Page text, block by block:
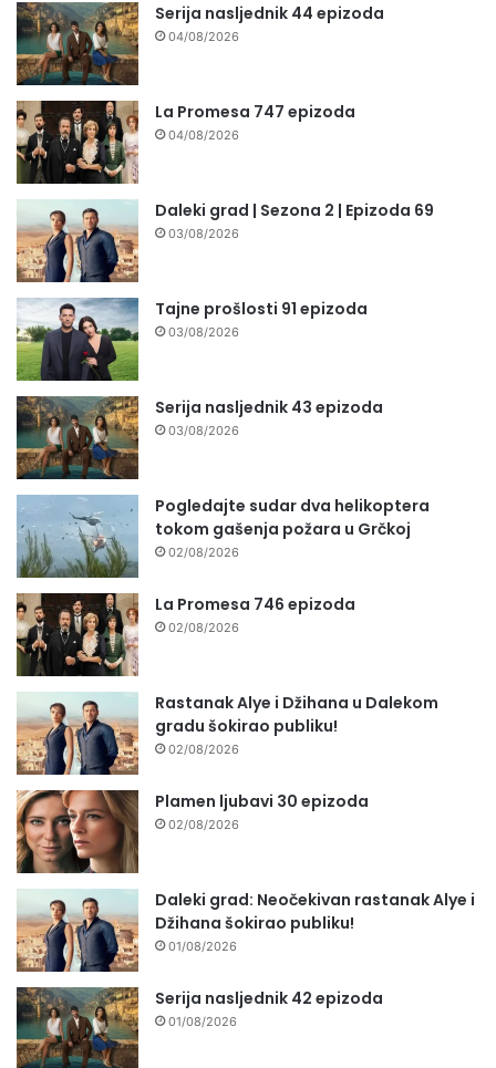
Serija nasljednik 44 epizoda
04/08/2026
La Promesa 747 epizoda
04/08/2026
Daleki grad | Sezona 2 | Epizoda 69
03/08/2026
Tajne prošlosti 91 epizoda
03/08/2026
Serija nasljednik 43 epizoda
03/08/2026
Pogledajte sudar dva helikoptera
tokom gašenja požara u Grčkoj
02/08/2026
La Promesa 746 epizoda
02/08/2026
Rastanak Alye i Džihana u Dalekom
gradu šokirao publiku!
02/08/2026
Plamen ljubavi 30 epizoda
02/08/2026
Daleki grad: Neočekivan rastanak Alye i
Džihana šokirao publiku!
01/08/2026
Serija nasljednik 42 epizoda
01/08/2026